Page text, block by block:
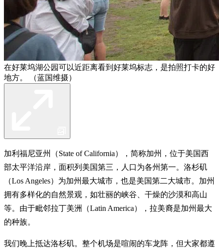
在好莱坞湖公园可以近距离看到好莱坞标志，是拍照打卡的好
地方。 （蓝国维摄）
加利福尼亚州（State of California），简称加州，位于美国西
部太平洋沿岸，面积列美国第三，人口为各州第一。洛杉矶
（Los Angeles）为加州最大城市，也是美国第二大城市。加州
拥有多样化的自然景观，如壮丽的峡谷、干燥的沙漠和高山
等。由于毗邻拉丁美洲（Latin America），拉美裔是加州最大
的种族。
我们晚上抵达洛杉矶。整个机场是喧闹的车龙阵，但大家都遵